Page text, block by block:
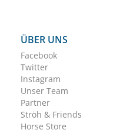
ÜBER UNS
Facebook
Twitter
Instagram
Unser Team
Partner
Ströh & Friends
Horse Store